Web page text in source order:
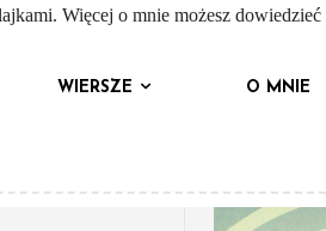
Więcej o mnie możesz
WIERSZE O MNIE